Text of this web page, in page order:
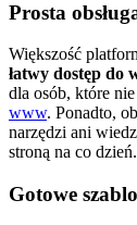
Prosta
Większość
łatwy dostęp do
dla osób, które
www. Ponadto,
narzędzi ani
stroną na co dzień.
Gotowe